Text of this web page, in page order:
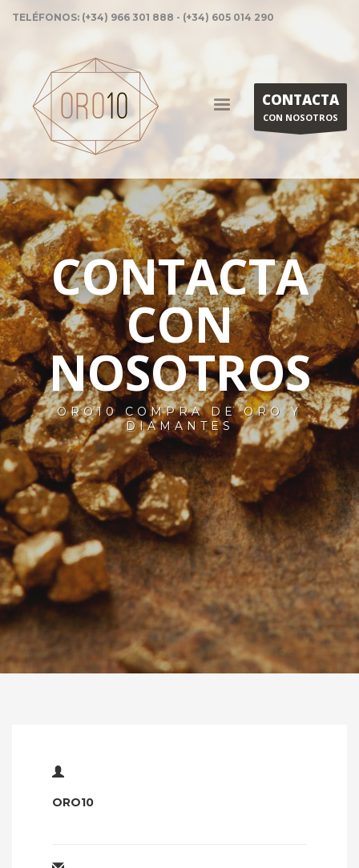
TELÉFONOS: (+34) 966 301 888 - (+34) 605 014 290
CONTACTA
CON NOSOTROS
CONTACTA
CON
NOSOTROS
ORO10 COMPRA DE ORO Y
DIAMANTES
ORO10